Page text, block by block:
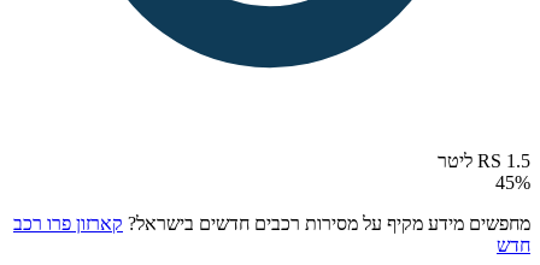
RS 1.5 ליטר
45%
מחפשים מידע מקיף על מסירות רכבים חדשים בישראל? קארזון פרו רכב
חדש